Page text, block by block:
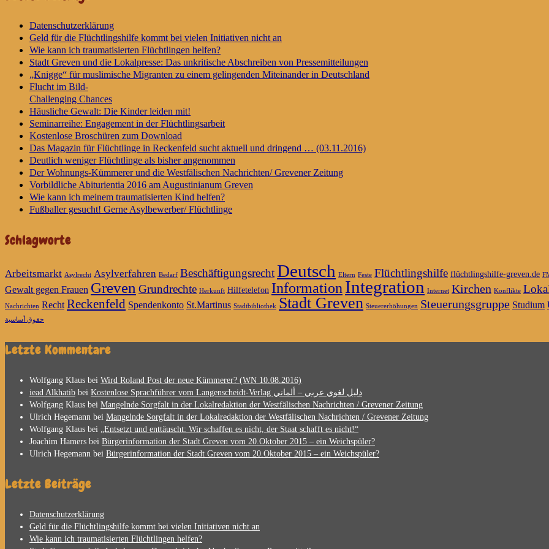
Datenschutzerklärung
Geld für die Flüchtlingshilfe kommt bei vielen Initiativen nicht an
Wie kann ich traumatisierten Flüchtlingen helfen?
Stadt Greven und die Lokalpresse: Das unkritische Abschreiben von Pressemitteilungen
„Knigge“ für muslimische Migranten zu einem gelingenden Miteinander in Deutschland
Flucht im Bild-
Challenging Chances
Häusliche Gewalt: Die Kinder leiden mit!
Seminarreihe: Engagement in der Flüchtlingsarbeit
Kostenlose Broschüren zum Download
Das Magazin für Flüchtlinge in Reckenfeld sucht aktuell und dringend … (03.11.2016)
Deutlich weniger Flüchtlinge als bisher angenommen
Der Wohnungs-Kümmerer und die Westfälischen Nachrichten/ Grevener Zeitung
Vorbildliche Abiturientia 2016 am Augustinianum Greven
Wie kann ich meinem traumatisierten Kind helfen?
Fußballer gesucht! Gerne Asylbewerber/ Flüchtlinge
Schlagworte
Arbeitsmarkt Asylrecht Asylverfahren Bedarf BeschäftigungsrechtDeutsch Eltern Feste Flüchtlingshilfe flüchtlingshilfe-greven.de
Gewalt gegen Frauen Greven Grundrechte Herkunft Hilfetelefon Information Integration Internet Kirchen Konflikte
Nachrichten Recht Reckenfeld Spendenkonto St.Martinus Stadtbibliothek Stadt Greven Steuererhöhungen Steuerungsgruppe Studium
حقوق أساسية
Letzte Kommentare
Wolfgang Klaus bei Wird Roland Post der neue Kümmerer? (WN 10.08.2016)
iead Alkhatib bei
Kostenlose Sprachführer vom Langenscheidt-Verlag دليل لغوي عربي – ألماني
Wolfgang Klaus bei Mangelnde Sorgfalt in der Lokalredaktion der Westfälischen Nachrichten / Grevener Zeitung
Ulrich Hegemann bei Mangelnde Sorgfalt in der Lokalredaktion der Westfälischen Nachrichten / Grevener Zeitung
Wolfgang Klaus bei
„Entsetzt und enttäuscht: Wir schaffen es nicht, der Staat schafft es nicht!“
Joachim Hamers bei Bürgerinformation der Stadt Greven vom 20.Oktober 2015 – ein Weichspüler?
Ulrich Hegemann bei Bürgerinformation der Stadt Greven vom 20.Oktober 2015 – ein Weichspüler?
Letzte Beiträge
Datenschutzerklärung
Geld für die Flüchtlingshilfe kommt bei vielen Initiativen nicht an
Wie kann ich traumatisierten Flüchtlingen helfen?